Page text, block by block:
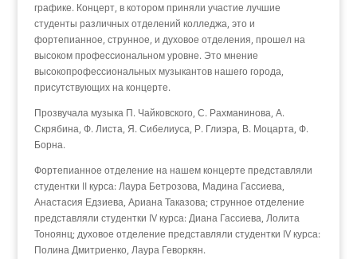
графике. Концерт, в котором приняли участие лучшие
студенты различных отделений колледжа, это и
фортепианное, струнное, и духовое отделения, прошел на
высоком профессиональном уровне. Это мнение
высокопрофессиональных музыкантов нашего города,
присутствующих на концерте.
Прозвучала музыка П. Чайковского, С. Рахманинова, А.
Скрябина, Ф. Листа, Я. Сибелиуса, Р. Глиэра, В. Моцарта, Ф.
Борна.
Фортепианное отделение на нашем концерте представляли
студентки II курса: Лаура Бетрозова, Мадина Гассиева,
Анастасия Едзиева, Ариана Таказова; струнное отделение
представляли студентки IV курса: Диана Гассиева, Лолита
Тоноянц; духовое отделение представляли студентки IV курса:
Полина Дмитриенко, Лаура Геворкян.